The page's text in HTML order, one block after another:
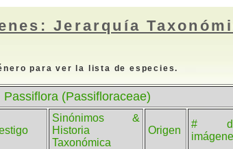
Jerarquía
para ver la lista de especies.
(Passifloraceae)
Sinónimos &
Historia
Taxonómica
Origen
#